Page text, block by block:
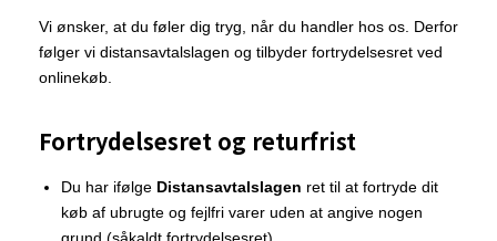
Vi ønsker, at du føler dig tryg, når du handler hos os. Derfor
følger vi distansavtalslagen og tilbyder fortrydelsesret ved
onlinekøb.
Fortrydelsesret og returfrist
Du har ifølge Distansavtalslagen ret til at fortryde dit
køb af ubrugte og fejlfri varer uden at angive nogen